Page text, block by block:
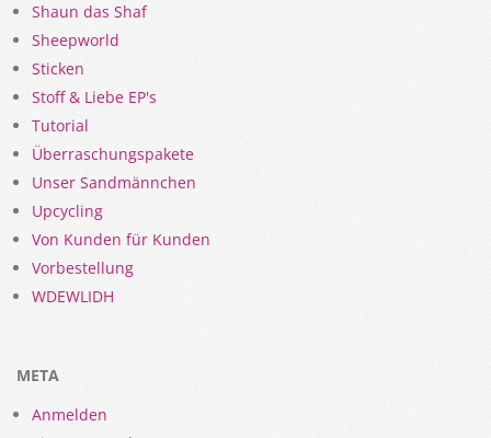
Shaun das Shaf
Sheepworld
Sticken
Stoff & Liebe EP's
Tutorial
Überraschungspakete
Unser Sandmännchen
Upcycling
Von Kunden für Kunden
Vorbestellung
WDEWLIDH
META
Anmelden